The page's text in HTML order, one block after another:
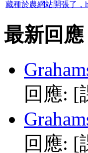
藏種於農網站開張了，
最新回應
回應: [
回應: [